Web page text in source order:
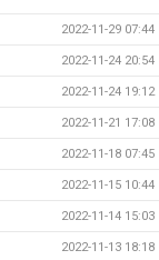
2022-11-29 07:44
2022-11-24 20:54
2022-11-24 19:12
2022-11-21 17:08
2022-11-18 07:45
2022-11-15 10:44
2022-11-14 15:03
2022-11-13 18:18